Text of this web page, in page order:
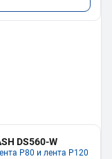
DS560-W
P80 и лента P120